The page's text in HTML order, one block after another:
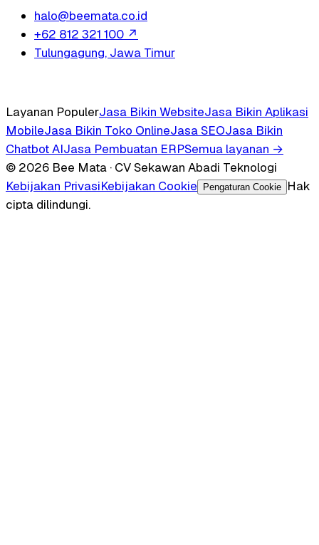
halo@beemata.co.id
+62 812 321 100 ↗
Tulungagung, Jawa Timur
Layanan PopulerJasa Bikin WebsiteJasa Bikin Aplikasi
MobileJasa Bikin Toko OnlineJasa SEOJasa Bikin
Chatbot AIJasa Pembuatan ERPSemua layanan →
© 2026 Bee Mata · CV Sekawan Abadi Teknologi
Kebijakan PrivasiKebijakan Cookie Pengaturan Cookie
Hak
cipta dilindungi.